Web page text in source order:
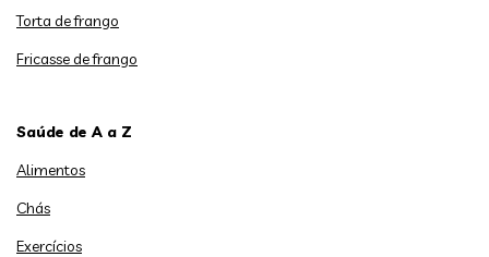
Torta de frango
Fricasse de frango
Saúde de A a Z
Alimentos
Chás
Exercícios